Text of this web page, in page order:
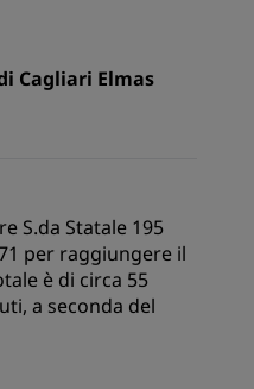
Cagliari Elmas
S.da Statale 195
per raggiungere il
è di circa 55
a seconda del